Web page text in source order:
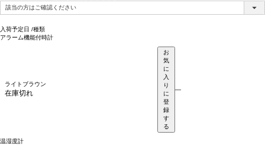
入荷予定日
種類
アラーム機能付時計
ライトブラウン
在庫切れ
お
気
に
入
り
に
登
録
す
る
—
温湿度計